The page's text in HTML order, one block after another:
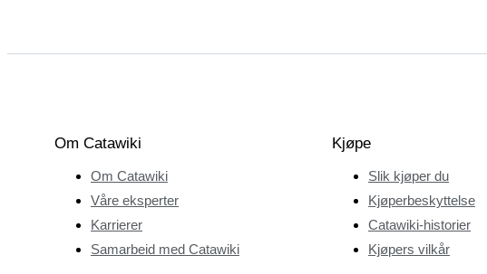
Om Catawiki
Om Catawiki
Våre eksperter
Karrierer
Samarbeid med Catawiki
Kjøpe
Slik kjøper du
Kjøperbeskyttelse
Catawiki-historier
Kjøpers vilkår